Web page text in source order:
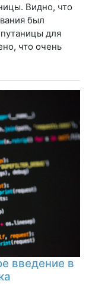
Видно, что
был
для
что очень
введение в